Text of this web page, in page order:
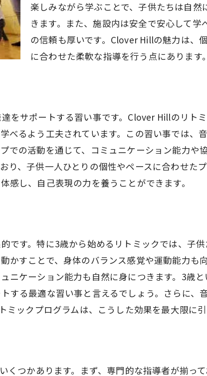
でのリトミック習い事の広がり
がら学ぶ府中市のCloverHillリトミック習い事
いリトミックレッスンの内容
たちの笑顔が溢れるリトミック
でのリトミックの取り入れ方
める府中市のリトミック習い事が人気の理由
教育の重要性
ミック習い事の継続的な効果
気の秘訣は専門講師
育む府中市のCloverHillリトミック習い事
ミックで培う創造力
楽しみながら学ぶことで、子供たちは自
きます。また、施設内は安全で安心して学
の信頼も厚いです。Clover Hillの魅力は、
に合わせた柔軟な指導を行う点にあります。
をサポートする習い事です。Clover Hillのリト
べるよう工夫されています。この習い事では、
での活動を通じて、コミュニケーション能力や
り、子供一人ひとりの個性やペースに合わせた
感し、自己表現の力を養うことができます。
です。特に3歳から始めるリトミックでは、子
かすことで、身体のバランス感覚や運動能力も
ニケーション能力も自然に身につきます。3歳
する最適な習い事と言えるでしょう。さらに、
ックプログラムは、こうした効果を最大限に引
つかあります。まず、専門的な指導者が揃っ